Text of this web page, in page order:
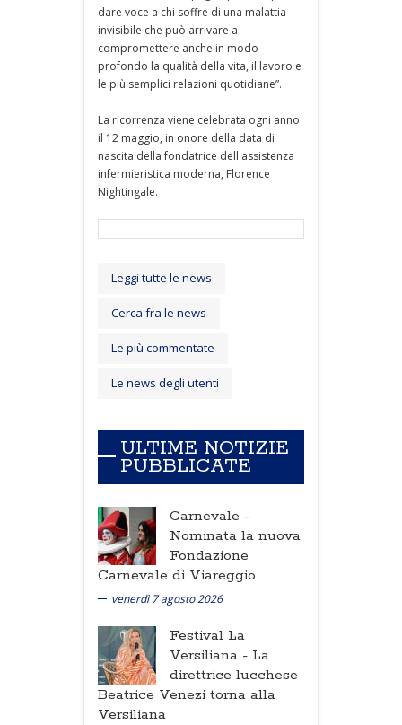
dare voce a chi soffre di una malattia
invisibile che può arrivare a
compromettere anche in modo
profondo la qualità della vita, il lavoro e
le più semplici relazioni quotidiane”.
La ricorrenza viene celebrata ogni anno
il 12 maggio, in onore della data di
nascita della fondatrice dell'assistenza
infermieristica moderna, Florence
Nightingale.
Leggi tutte le news
Cerca fra le news
Le più commentate
Le news degli utenti
ULTIME NOTIZIE
PUBBLICATE
Carnevale -
Nominata la nuova
Fondazione
Carnevale di Viareggio
venerdì 7 agosto 2026
Festival La
Versiliana - La
direttrice lucchese
Beatrice Venezi torna alla
Versiliana